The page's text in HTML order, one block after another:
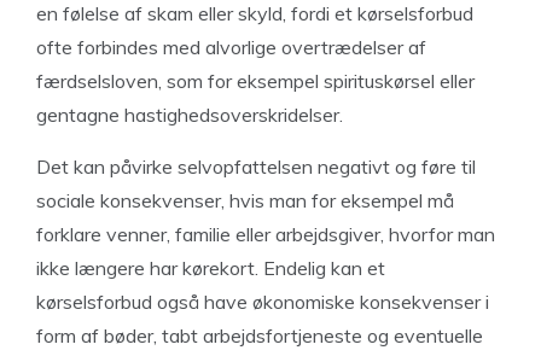
en følelse af skam eller skyld, fordi et kørselsforbud
ofte forbindes med alvorlige overtrædelser af
færdselsloven, som for eksempel spirituskørsel eller
gentagne hastighedsoverskridelser.
Det kan påvirke selvopfattelsen negativt og føre til
sociale konsekvenser, hvis man for eksempel må
forklare venner, familie eller arbejdsgiver, hvorfor man
ikke længere har kørekort. Endelig kan et
kørselsforbud også have økonomiske konsekvenser i
form af bøder, tabt arbejdsfortjeneste og eventuelle